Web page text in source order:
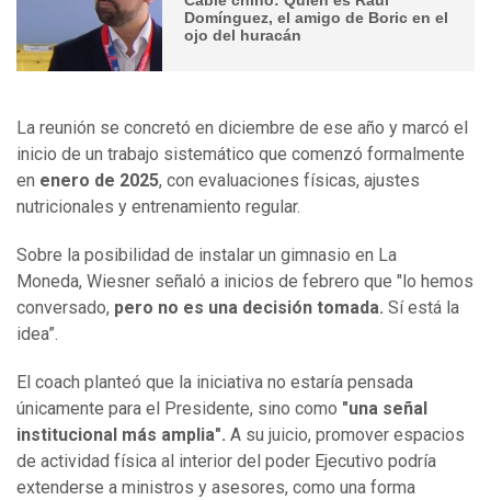
Domínguez, el amigo de Boric en el
ojo del huracán
La reunión se concretó en diciembre de ese año y marcó el
inicio de un trabajo sistemático que comenzó formalmente
en enero de 2025, con evaluaciones físicas, ajustes
nutricionales y entrenamiento regular.
Sobre la posibilidad de instalar un gimnasio en La
Moneda, Wiesner señaló a inicios de febrero que "lo hemos
conversado, pero no es una decisión tomada. Sí está la
idea”.
El coach planteó que la iniciativa no estaría pensada
únicamente para el Presidente, sino como "una señal
institucional más amplia". A su juicio, promover espacios
de actividad física al interior del poder Ejecutivo podría
extenderse a ministros y asesores, como una forma